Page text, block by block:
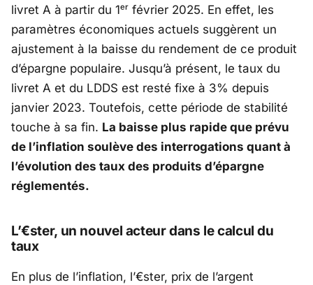
livret A à partir du 1ᵉʳ février 2025. En effet, les
paramètres économiques actuels suggèrent un
ajustement à la baisse du rendement de ce produit
d’épargne populaire. Jusqu’à présent, le taux du
livret A et du LDDS est resté fixe à 3% depuis
janvier 2023. Toutefois, cette période de stabilité
touche à sa fin. La baisse plus rapide que prévu
de l’inflation soulève des interrogations quant à
l’évolution des taux des produits d’épargne
réglementés.
L’€ster, un nouvel acteur dans le calcul du
taux
En plus de l’inflation, l’€ster, prix de l’argent